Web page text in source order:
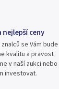
nejlepší ceny
se Vám bude
kvalitu a pravost
v naší aukci nebo
investovat.